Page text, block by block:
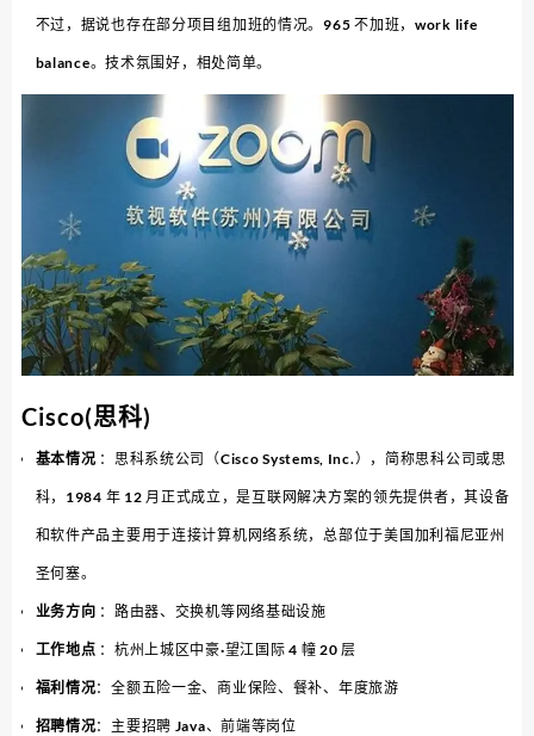
不过，据说也存在部分项目组加班的情况。965 不加班，work life
balance。技术氛围好，相处简单。
Cisco(思科)
基本情况 ：思科系统公司（Cisco Systems, Inc.），简称思科公司或思
科，1984 年 12 月正式成立，是互联网解决方案的领先提供者，其设备
和软件产品主要用于连接计算机网络系统，总部位于美国加利福尼亚州
圣何塞。
业务方向 ：路由器、交换机等网络基础设施
工作地点 ：杭州上城区中豪·望江国际 4 幢 20 层
福利情况：全额五险一金、商业保险、餐补、年度旅游
招聘情况：主要招聘 Java、前端等岗位